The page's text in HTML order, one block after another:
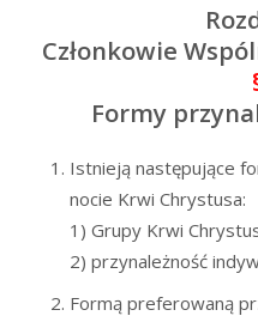
Członkowie
Formy
Ist­nie­ją nastę­pu­ją­ce
no­cie Krwi Chrystusa:
1) Gru­py Krwi
2) przy­na­leż­ność
For­mą pre­fe­ro­wa­ną